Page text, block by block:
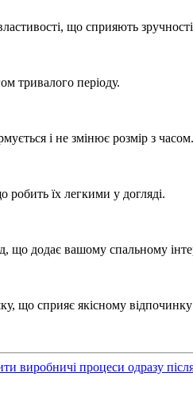
що сприяють
тривалого періоду.
і не змінює розмір з часом.
робить їх легкими у догляді.
що додає вашому спальному
що сприяє якісному
виробничі процеси одразу